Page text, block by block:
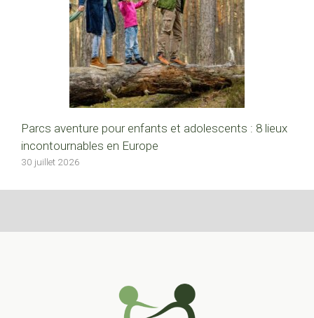
Parcs aventure pour enfants et adolescents : 8 lieux
incontournables en Europe
30 juillet 2026